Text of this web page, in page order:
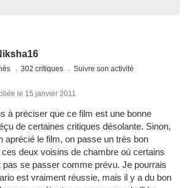
302 critiques Suivre son activité
le 15 janvier 2011
à préciser que ce film est une bonne
de certaines critiques désolante. Sinon,
aprécié le film, on passe un très bon
deux voisins de chambre où certains
se passer comme prévu. Je pourrais
est vraiment réussie, mais il y a du bon